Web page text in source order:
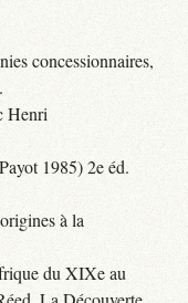
concessionnaires,
Henri
1985) 2e éd.
à la
du XIXe au